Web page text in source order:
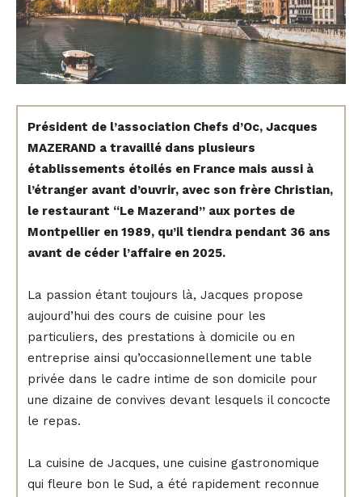
Président de l’association Chefs d’Oc, Jacques
MAZERAND a travaillé dans plusieurs
établissements étoilés en France mais aussi à
l’étranger avant d’ouvrir, avec son frère Christian,
le restaurant “Le Mazerand” aux portes de
Montpellier en 1989, qu’il tiendra pendant 36 ans
avant de céder l’affaire en 2025.
La passion étant toujours là, Jacques propose
aujourd’hui des cours de cuisine pour les
particuliers, des prestations à domicile ou en
entreprise ainsi qu’occasionnellement une table
privée dans le cadre intime de son domicile pour
une dizaine de convives devant lesquels il concocte
le repas.
La cuisine de Jacques, une cuisine gastronomique
qui fleure bon le Sud, a été rapidement reconnue